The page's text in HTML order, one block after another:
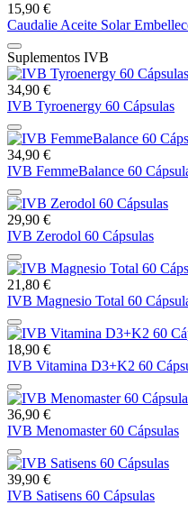
15,90 €
Caudalie Aceite Solar
Suplementos IVB
34,90 €
IVB Tyroenergy 60 Cápsulas
34,90 €
IVB FemmeBalance 60
29,90 €
IVB Zerodol 60 Cápsulas
21,80 €
IVB Magnesio Total 60
18,90 €
IVB Vitamina D3+K2 60
36,90 €
IVB Menomaster 60 Cápsulas
39,90 €
IVB Satisens 60 Cápsulas